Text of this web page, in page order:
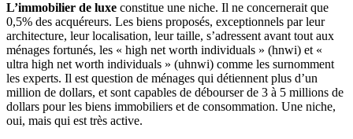
L’immobilier de luxe constitue une niche. Il ne concernerait que
0,5% des acquéreurs. Les biens proposés, exceptionnels par leur
architecture, leur localisation, leur taille, s’adressent avant tout aux
ménages fortunés, les « high net worth individuals » (hnwi) et «
ultra high net worth individuals » (uhnwi) comme les surnomment
les experts. Il est question de ménages qui détiennent plus d’un
million de dollars, et sont capables de débourser de 3 à 5 millions de
dollars pour les biens immobiliers et de consommation. Une niche,
oui, mais qui est très active.